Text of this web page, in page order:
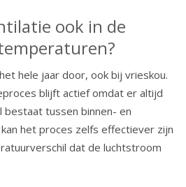
ook in de
hele jaar door, ook bij vrieskou.
blijft actief omdat er altijd
tussen binnen- en
het proces zelfs effectiever zijn
dat de luchtstroom